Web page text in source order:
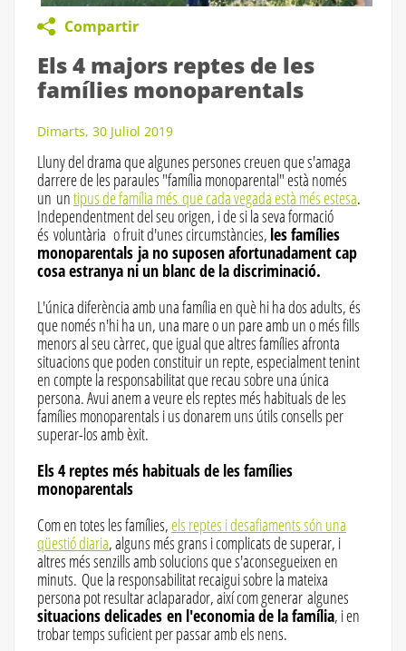
Compartir
Els 4 majors reptes de les
famílies monoparentals
Dimarts, 30 Juliol 2019
Lluny del drama que algunes persones creuen que s'amaga
darrere de les paraules "família monoparental" està només
un untipus de família més que cada vegada està més estesa.
Independentment del seu origen, i de si la seva formació
és voluntària o fruit d'unes circumstàncies, les famílies
monoparentals ja no suposen afortunadament cap
cosa estranya ni un blanc de la discriminació.
L'única diferència amb una família en què hi ha dos adults, és
que només n'hi ha un, una mare o un pare amb un o més fills
menors al seu càrrec, que igual que altres famílies afronta
situacions que poden constituir un repte, especialment tenint
en compte la responsabilitat que recau sobre una única
persona. Avui anem a veure els reptes més habituals de les
famílies monoparentals i us donarem uns útils consells per
superar-los amb èxit.
Els 4 reptes més habituals de les famílies
monoparentals
Com en totes les famílies,els reptes i desafiaments són una
qüestió diaria, alguns més grans i complicats de superar, i
altres més senzills amb solucions que s'aconsegueixen en
minuts. Que la responsabilitat recaigui sobre la mateixa
persona pot resultar aclaparador, així com generar algunes
situacions delicades en l'economia de la família, i en
trobar temps suficient per passar amb els nens.